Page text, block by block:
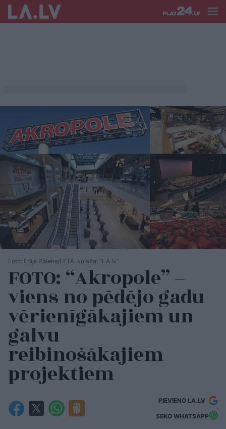
Foto: Edijs Pālens/LETA, kolāža: “LA.lv”
FOTO: “Akropole” –
viens no pēdējo gadu
vērienīgākajiem un
galvu
reibinošākajiem
projektiem
PIEVIENO LA.LV
SEKO WHATSAPP